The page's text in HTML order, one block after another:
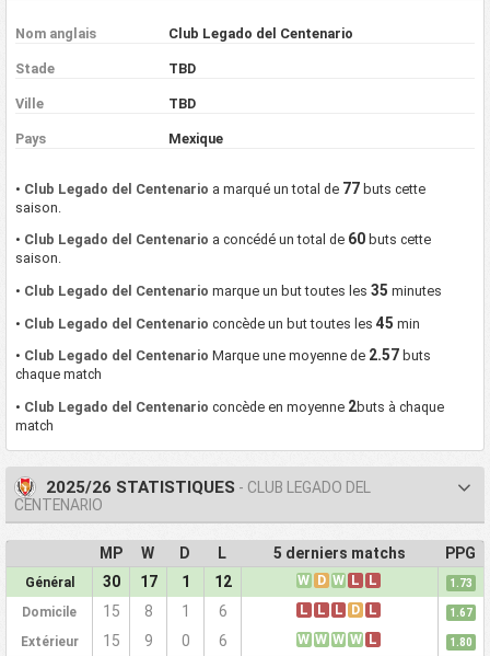
Nom anglais Club Legado del Centenario
Stade TBD
Ville TBD
Pays Mexique
• Club Legado del Centenario a marqué un total de 77 buts cette
saison.
• Club Legado del Centenario a concédé un total de 60 buts cette
saison.
• Club Legado del Centenario marque un but toutes les35 minutes
• Club Legado del Centenario concède un but toutes les45 min
• Club Legado del Centenario Marque une moyenne de 2.57 buts
chaque match
• Club Legado del Centenario concède en moyenne 2buts à chaque
match
2025/26 STATISTIQUES - CLUB LEGADO DEL
CENTENARIO
MP W D L 5 derniers matchs PPG
Général 30 17 1 12 W D W L L 1.73
Domicile 15 8 1 6 L L L D L 1.67
Extérieur 15 9 0 6 W W W W L 1.80